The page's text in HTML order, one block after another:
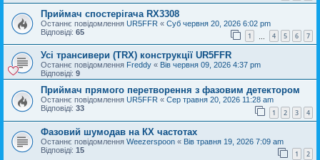
Приймач спостерігача RX3308
Останнє повідомлення UR5FFR « Суб червня 20, 2026 6:02 pm
Відповіді: 65 1 4 5 6 7
Усі трансивери (TRX) конструкції UR5FFR
Останнє повідомлення Freddy « Вів червня 09, 2026 4:37 pm
Відповіді: 9
Приймач прямого перетворення з фазовим детектором
Останнє повідомлення UR5FFR « Сер травня 20, 2026 11:28 am
Відповіді: 33 1 2 3 4
Фазовий шумодав на КХ частотах
Останнє повідомлення Weezerspoon « Вів травня 19, 2026 7:09 am
Відповіді: 15 1 2